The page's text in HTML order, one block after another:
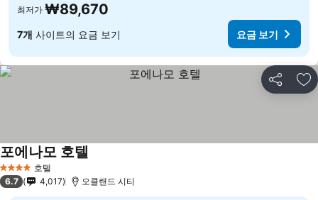
최저가 ₩89,670
7개 사이트의 요금 보기 요금 보기
공유 즐
4 성급 호텔
포에나모 호텔
6.7 4,017 오클랜드 시티